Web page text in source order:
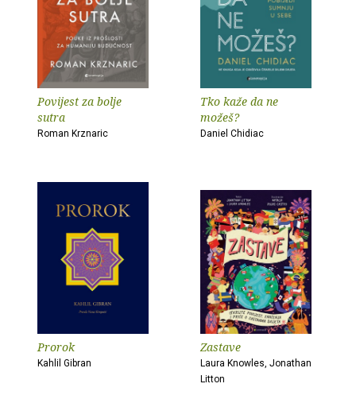
Povijest za bolje
sutra
Roman Krznaric
Tko kaže da ne
možeš?
Daniel Chidiac
Prorok
Kahlil Gibran
Zastave
Laura Knowles, Jonathan
Litton